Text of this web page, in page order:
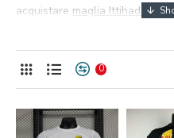
acquistare maglia Ittihad
degne della tua collezione.
personalizzati. Saremo
0